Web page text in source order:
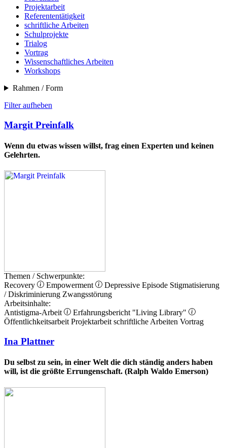
Projektarbeit
Referententätigkeit
schriftliche Arbeiten
Schulprojekte
Trialog
Vortrag
Wissenschaftliches Arbeiten
Workshops
Rahmen / Form
Filter aufheben
Margit Preinfalk
Wenn du etwas wissen willst, frag einen Experten und keinen
Gelehrten.
Themen / Schwerpunkte:
Recovery
Empowerment Depressive Episode Stigmatisierung
/ Diskriminierung Zwangsstörung
Arbeitsinhalte:
Antistigma-Arbeit
Erfahrungsbericht "Living Library"
Öffentlichkeitsarbeit Projektarbeit schriftliche Arbeiten Vortrag
Ina Plattner
Du selbst zu sein, in einer Welt die dich ständig anders haben
will, ist die größte Errungenschaft. (Ralph Waldo Emerson)